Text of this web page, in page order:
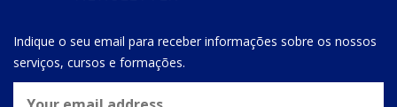
Indique o seu email para receber informações sobre os nossos
serviços, cursos e formações.